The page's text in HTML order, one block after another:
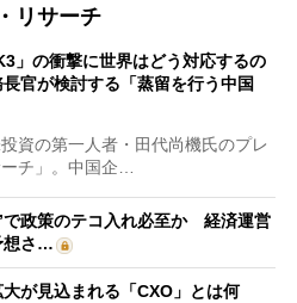
リサーチ
」の衝撃に世界はどう対応するの
官が検討する「蒸留を行う中国
資の第一人者・田代尚機氏のプレ
チ」。中国企…
で政策のテコ入れ必至か 経済運営
想さ…
が見込まれる「CXO」とは何